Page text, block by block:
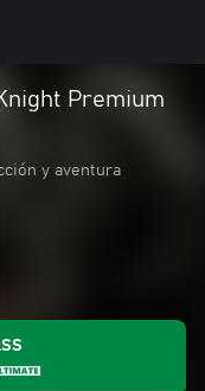
Premium
y aventura